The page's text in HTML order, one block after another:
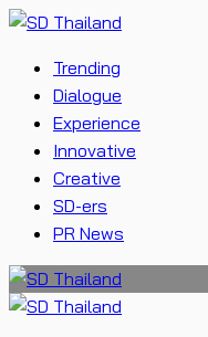
Trending
Dialogue
Experience
Innovative
Creative
SD-ers
PR News